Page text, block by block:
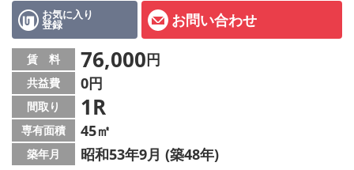
お気に入り
登録 お問い合わせ
賃 料 76,000円
共益費 0円
間取り 1R
専有面積 45㎡
築年月 昭和53年9月 (築48年)